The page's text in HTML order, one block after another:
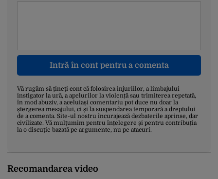
Intră în cont pentru a comenta
Vă rugăm să țineți cont că folosirea injuriilor, a limbajului
instigator la ură, a apelurilor la violență sau trimiterea repetată,
în mod abuziv, a aceluiași comentariu pot duce nu doar la
ștergerea mesajului, ci și la suspendarea temporară a dreptului
de a comenta. Site-ul nostru încurajează dezbaterile aprinse, dar
civilizate. Vă mulțumim pentru înțelegere și pentru contribuția
la o discuție bazată pe argumente, nu pe atacuri.
Recomandarea video